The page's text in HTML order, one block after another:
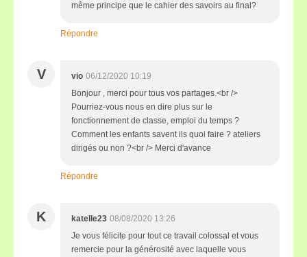
même principe que le cahier des savoirs au final?
Répondre
V vio 06/12/2020 10:19
Bonjour , merci pour tous vos partages.<br />
Pourriez-vous nous en dire plus sur le
fonctionnement de classe, emploi du temps ?
Comment les enfants savent ils quoi faire ? ateliers
dirigés ou non ?<br /> Merci d'avance
Répondre
K katelle23 08/08/2020 13:26
Je vous félicite pour tout ce travail colossal et vous
remercie pour la générosité avec laquelle vous